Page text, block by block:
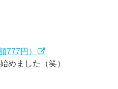
777円）
めました（笑）